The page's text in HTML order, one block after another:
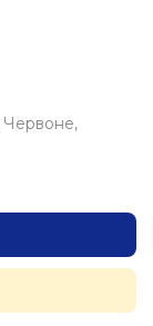
Червоне